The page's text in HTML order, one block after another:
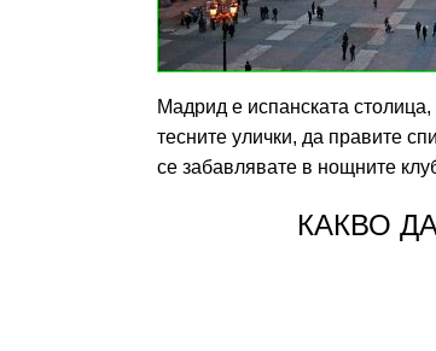
Мадрид е испанската
тесните улички, да правите
се забавлявате в нощните
КАКВО